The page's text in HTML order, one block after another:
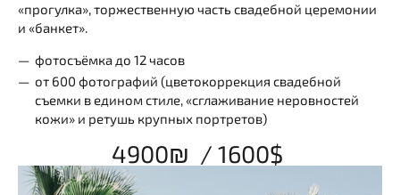
«прогулка», торжественную часть свадебной церемонии
и «банкет».
фотосъёмка до 12 часов
от 600 фотографий (цветокоррекция свадебной
съемки в едином стиле, «сглаживание неровностей
кожи» и ретушь крупных портретов)
4900₪ / 1600$